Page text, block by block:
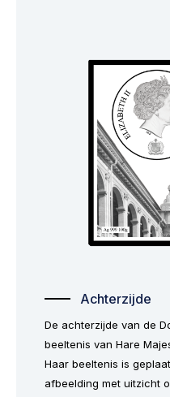
Achterzijde
De achterzijde van de
beeltenis van Hare
Haar beeltenis is
afbeelding met uitzicht